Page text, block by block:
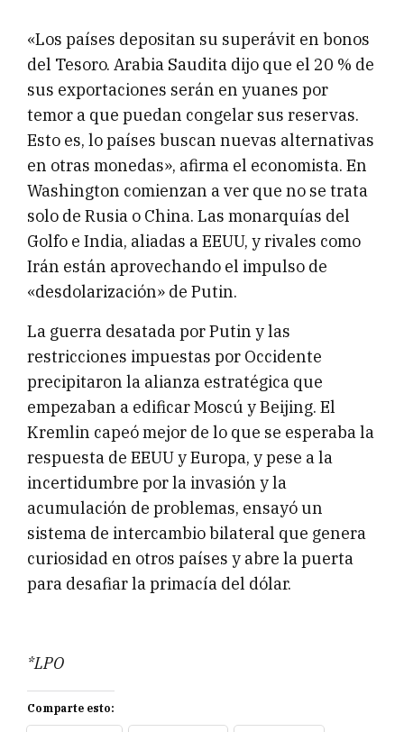
«Los países depositan su superávit en bonos
del Tesoro. Arabia Saudita dijo que el 20 % de
sus exportaciones serán en yuanes por
temor a que puedan congelar sus reservas.
Esto es, lo países buscan nuevas alternativas
en otras monedas», afirma el economista. En
Washington comienzan a ver que no se trata
solo de Rusia o China. Las monarquías del
Golfo e India, aliadas a EEUU, y rivales como
Irán están aprovechando el impulso de
«desdolarización» de Putin.
La guerra desatada por Putin y las
restricciones impuestas por Occidente
precipitaron la alianza estratégica que
empezaban a edificar Moscú y Beijing. El
Kremlin capeó mejor de lo que se esperaba la
respuesta de EEUU y Europa, y pese a la
incertidumbre por la invasión y la
acumulación de problemas, ensayó un
sistema de intercambio bilateral que genera
curiosidad en otros países y abre la puerta
para desafiar la primacía del dólar.
*LPO
Comparte esto: